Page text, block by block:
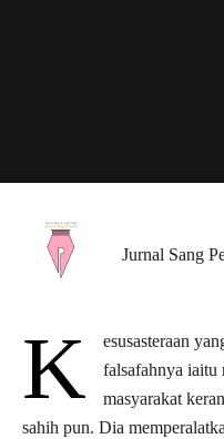
Jurnal Sang
K
esusasteraan
falsafahnya iaitu
masyarakat
sahih pun. Dia